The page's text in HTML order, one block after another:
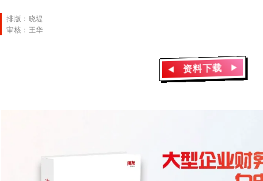
排版：晓堤
审核：王华
◀ 资料下载 ▶